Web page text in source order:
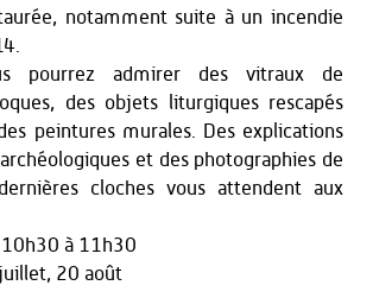
notamment suite à un incendie
pourrez admirer des vitraux de
des objets liturgiques rescapés
peintures murales. Des explications
et des photographies de
cloches vous attendent aux
à 11h30
20 août